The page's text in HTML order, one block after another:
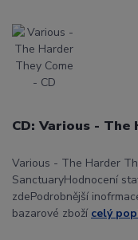
CD: Various - The
Various - The Harder
SanctuaryHodnocení
zdePodrobnější
bazarové zboží celý